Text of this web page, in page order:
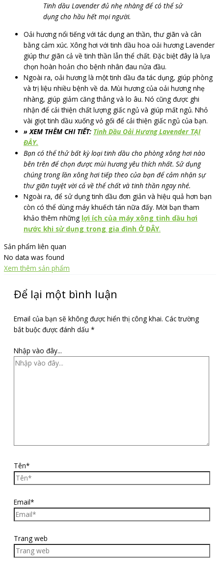
Tinh dầu Lavender đủ nhẹ nhàng để có thể sử
dụng cho hầu hết mọi người.
Oải hương nổi tiếng với tác dụng an thần, thư giãn và cân
bằng cảm xúc. Xông hơi với tinh dầu hoa oải hương Lavender
giúp thư giãn cả về tinh thần lẫn thể chất. Đặc biệt đây là lựa
chọn hoàn hoản cho bệnh nhân đau nửa đầu.
Ngoài ra, oải hương là một tinh dầu đa tác dụng, giúp phòng
và trị liệu nhiều bệnh về da. Mùi hương của oải hương nhẹ
nhàng, giúp giảm căng thẳng và lo âu. Nó cũng được ghi
nhận để cải thiện chất lượng giấc ngủ và giúp mất ngủ. Nhỏ
vài giọt tinh dầu xuống vỏ gối để cải thiện giấc ngủ của bạn.
» XEM THÊM CHI TIẾT: Tinh Dầu Oải Hương Lavender TẠI
ĐÂY.
Bạn có thể thử bất kỳ loại tinh dầu cho phòng xông hơi nào
bên trên để chọn được mùi hương yêu thích nhất. Sử dụng
chúng trong lần xông hơi tiếp theo của bạn để cảm nhận sự
thư giãn tuyệt vời cả về thể chất và tinh thần ngay nhé.
Ngoài ra, để sử dụng tinh dầu đơn giản và hiệu quả hơn bạn
còn có thể dùng máy khuếch tán nữa đấy. Mời bạn tham
khảo thêm những lợi ích của máy xông tinh dầu hơi
nước khi sử dụng trong gia đình Ở ĐÂY.
Sản phẩm liên quan
No data was found
Xem thêm sản phẩm
Để lại một bình luận
Email của bạn sẽ không được hiển thị công khai. Các trường
bắt buộc được đánh dấu *
Nhập vào đây...
Tên*
Email*
Trang web